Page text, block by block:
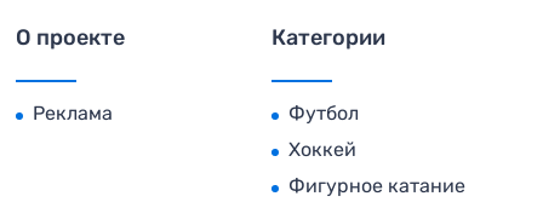
О проекте
Реклама
Категории
Футбол
Хоккей
Фигурное катание